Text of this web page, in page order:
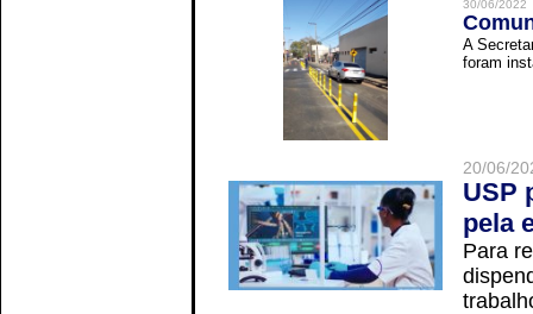
30/06/2022
A
foram
20/06/
USP
pela
Para